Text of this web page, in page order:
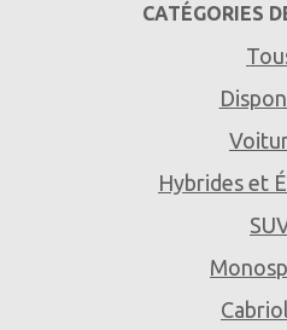
CATÉGORIES
Hybrides et